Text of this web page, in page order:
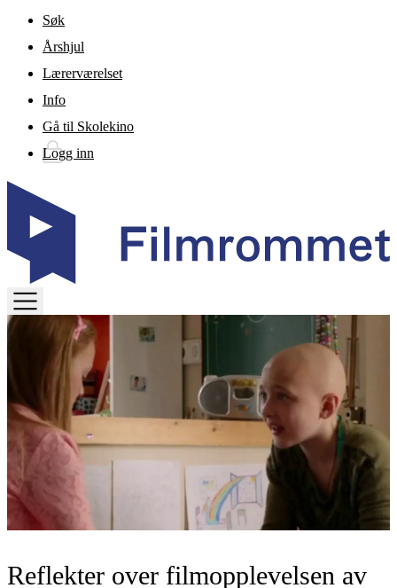
Gå til hovedinnhold
Søk
Årshjul
Lærerværelset
Info
Gå til Skolekino
Logg inn
MENU
Reflekter over filmopplevelsen av